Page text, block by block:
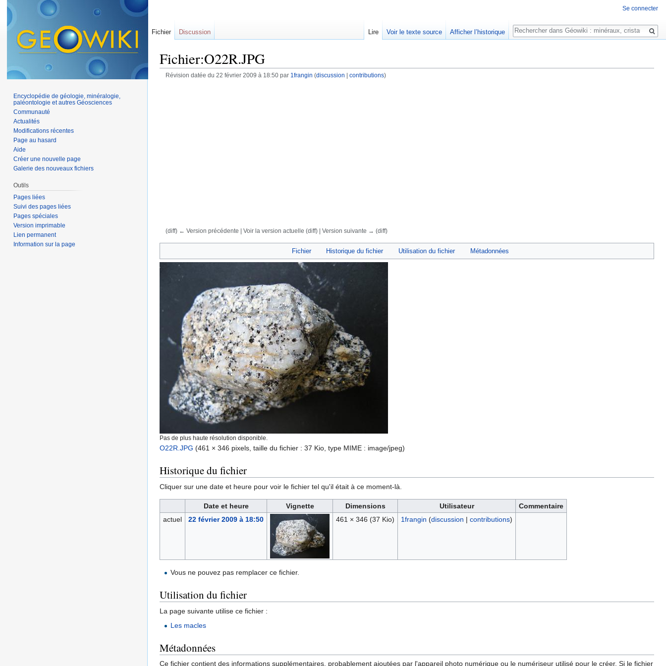
Fichier:O22R.JPG
Révision datée du 22 février 2009 à 18:50 par 1frangin (discussion contributions)
(diff) ← Version précédente | Voir la version actuelle (diff) | Version suivante → (diff)
Fichier Historique du fichier Utilisation du fichier Métadonnées
Pas de plus haute résolution disponible.
O22R.JPG (461 × 346 pixels, taille du fichier : 37 Kio, type MIME : image/jpeg)
Historique du fichier
Cliquer sur une date et heure pour voir le fichier tel qu'il était à ce moment-là.
Date et heure Vignette Dimensions Utilisateur
Commentaire
actuel
22 février 2009 à 18:50 461 × 346 (37 Kio) 1frangin (discussion | contributions)
Vous ne pouvez pas remplacer ce fichier.
Utilisation du fichier
La page suivante utilise ce fichier :
Les macles
Métadonnées
Ce fichier contient des informations supplémentaires, probablement ajoutées par l'appareil photo numérique ou le numériseur utilisé pour le créer. Si le fichier
Se connecter
Fichier Discussion Lire Voir le texte source Afficher l’historique
Rechercher
Encyclopédie de géologie, minéralogie,
paléontologie et autres Géosciences
Communauté
Actualités
Modifications récentes
Page au hasard
Aide
Créer une nouvelle page
Galerie des nouveaux fichiers
Outils
Pages liées
Suivi des pages liées
Pages spéciales
Version imprimable
Lien permanent
Information sur la page